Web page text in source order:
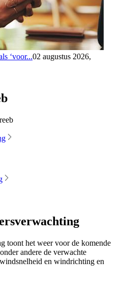
‘voor...02 augustus 2026,
toont het weer voor de komende
andere de verwachte
en windrichting en